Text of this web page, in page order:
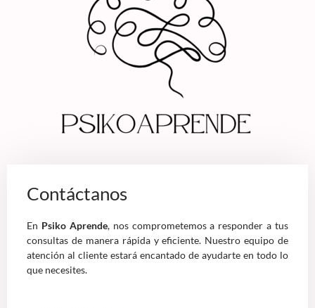
Contáctanos
En Psiko Aprende, nos comprometemos a responder a tus
consultas de manera rápida y eficiente. Nuestro equipo de
atención al cliente estará encantado de ayudarte en todo lo
que necesites.